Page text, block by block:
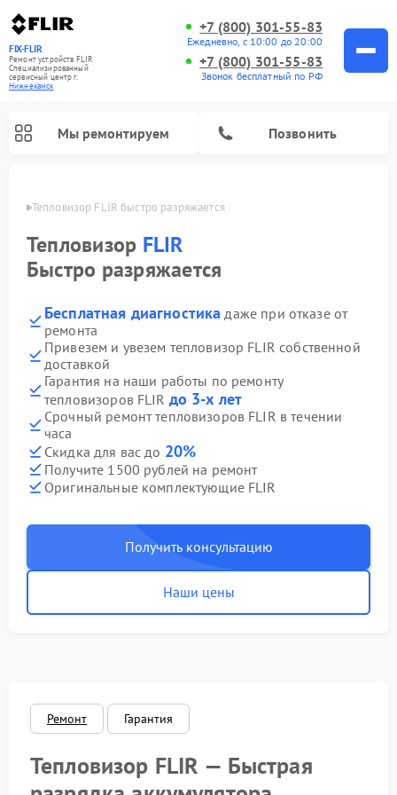
FIX-FLIR
Ремонт устройств FLIR
Специализированный
cервисный центр г.
Нижнекамск
+7 (800) 301-55-83
Ежедневно, с 10:00 до 20:00
+7 (800) 301-55-83
Звонок бесплатный по РФ
Мы ремонтируем Позвонить
Тепловизор FLIR быстро разряжается
Тепловизор FLIR
Быстро разряжается
Бесплатная диагностика даже при отказе от
ремонта
Привезем и увезем тепловизор FLIR собственной
доставкой
Гарантия на наши работы по ремонту
тепловизоров FLIR до 3-х лет
Срочный ремонт тепловизоров FLIR в течении
часа
Скидка для вас до 20%
Получите 1500 рублей на ремонт
Оригинальные комплектующие FLIR
Получить консультацию
Наши цены
Ремонт Гарантия
Тепловизор FLIR — Быстрая